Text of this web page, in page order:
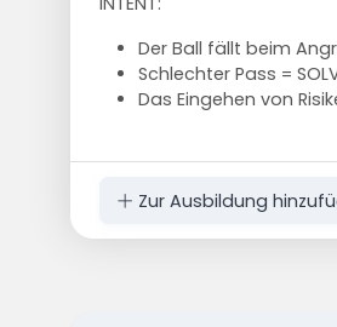
Der Ball fällt beim
Schlechter Pass =
Das Eingehen von
Zur Ausbildung